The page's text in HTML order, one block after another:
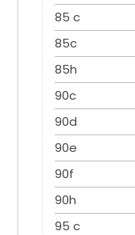
85 c
85c
85h
90c
90d
90e
90f
90h
95 c